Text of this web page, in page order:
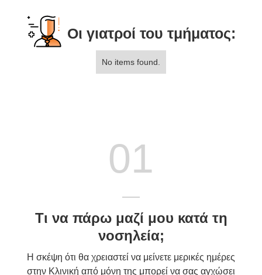
Οι γιατροί του τμήματος:
No items found.
01
Τι να πάρω μαζί μου κατά τη
νοσηλεία;
Η σκέψη ότι θα χρειαστεί να μείνετε μερικές ημέρες
στην Κλινική από μόνη της μπορεί να σας αγχώσει